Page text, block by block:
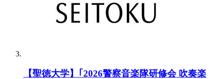
【聖徳大学】｢2026警察音楽隊研修会 吹奏楽